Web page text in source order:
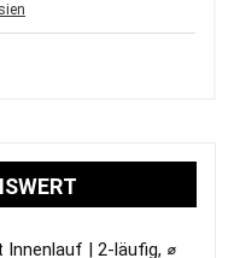
Innenlauf | 2-läufig, ⌀